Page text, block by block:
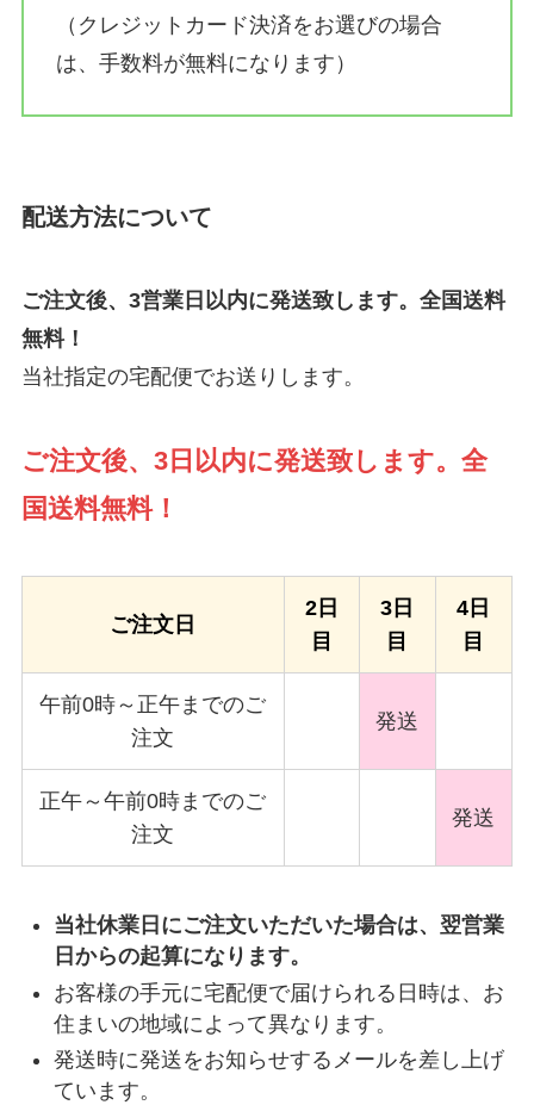
（クレジットカード決済をお選びの場合
は、手数料が無料になります）
配送方法について
ご注文後、3営業日以内に発送致します。全国送料
無料！
当社指定の宅配便でお送りします。
ご注文後、3日以内に発送致します。全
国送料無料！
ご注文日
2日
目
3日
目
4日
目
午前0時～正午までのご
注文
発送
正午～午前0時までのご
注文
発送
当社休業日にご注文いただいた場合は、翌営業
日からの起算になります。
お客様の手元に宅配便で届けられる日時は、お
住まいの地域によって異なります。
発送時に発送をお知らせするメールを差し上げ
ています。